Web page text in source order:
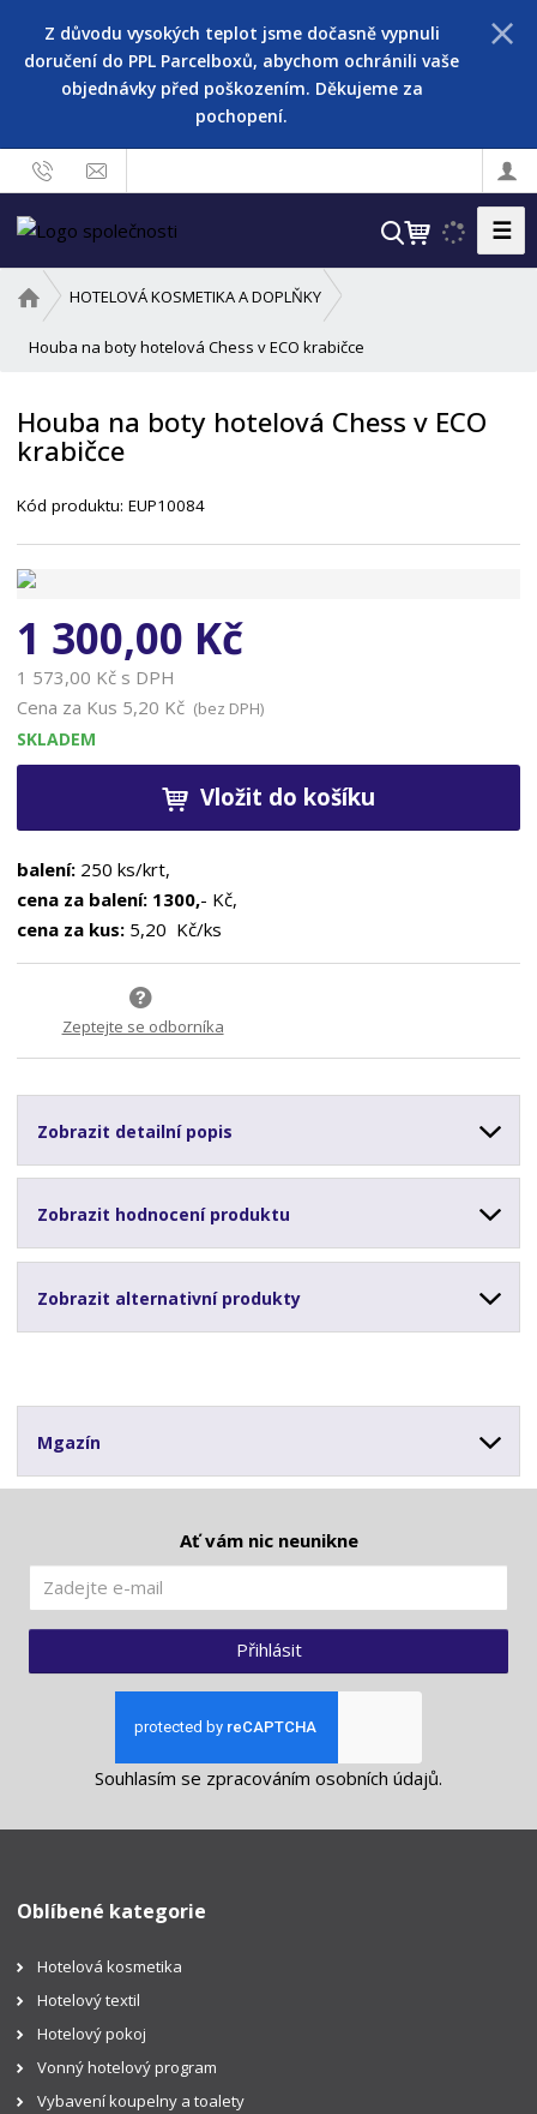
Z důvodu vysokých teplot jsme dočasně vypnuli
doručení do PPL Parcelboxů, abychom ochránili vaše
objednávky před poškozením. Děkujeme za
pochopení.
V
t
☰
v
o
í
s
r
HOTELOVÁ KOSMETIKA A DOPLŇKY
Houba na boty hotelová Chess v ECO krabičce
Houba na boty hotelová Chess v ECO
krabičce
Kód produktu:EUP10084
1 300,00 Kč
1 573,00 Kč s DPH
Cena za Kus 5,20 Kč (bez DPH)
SKLADEM
Vložit do košíku
balení: 250 ks/krt,
cena za balení: 1300,- Kč,
cena za kus: 5,20 Kč/ks
Zeptejte se odborníka
Zobrazit detailní popis
Zobrazit hodnocení produktu
Zobrazit alternativní produkty
Mgazín
Ať vám nic neunikne
Přihlásit
Souhlasím se zpracováním osobních údajů.
Oblíbené kategorie
Hotelová kosmetika
Hotelový textil
Hotelový pokoj
Vonný hotelový program
Vybavení koupelny a toalety